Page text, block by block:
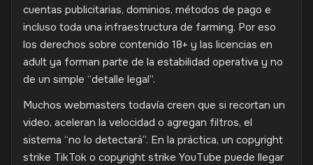
cuentas publicitarias, dominios, métodos de pago e
incluso toda una infraestructura de farming. Por eso
los derechos sobre contenido 18+ y las licencias en
adult ya forman parte de la estabilidad operativa y no
de un simple “detalle legal”.
Muchos webmasters todavía creen que si recortan un
video, aceleran la velocidad o agregan filtros, el
sistema “no lo detectará”. En la práctica, un copyright
strike TikTok o copyright strike YouTube puede llegar